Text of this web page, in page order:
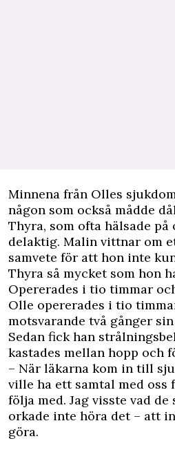
Minnena från Olles
någon som också mådde
Thyra, som ofta hälsade på
delaktig. Malin vittnar om
samvete för att hon inte
Thyra så mycket som hon
Opererades i tio timmar
Olle opererades i tio
motsvarande två gånger
Sedan fick han
kastades mellan hopp och
– När läkarna kom in till
ville ha ett samtal med oss
följa med. Jag visste vad
orkade inte höra det – att
göra.